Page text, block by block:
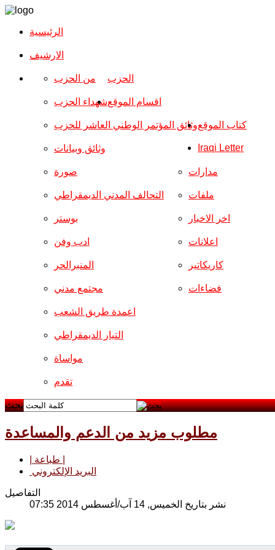
الرئيسية
الارشیف
الحزب من الحزب
شهداء الحزب
وثائق المؤتمر الوطني العاشر للحزب
وثائق وبيانات
اقسام الموقع
صورة
التحالف المدني الديمقراطي
بوستر
ادب وفن
المنبرالحر
مجتمع مدني
مدارات
ملفات
اخر الاخبار
اعلانات
كاريكاتير
فضاءات
اعمدة طريق الشعب
التيار الديمقراطي
مواساة
تقدم
كتاب الموقع
Iraqi Letter
بحث
مطلوب مزيد من الدعم والمساعدة
البريد الإلكتروني
التفاصيل
نشر بتاريخ الخميس, 14 آب/أغسطس 2014 07:35